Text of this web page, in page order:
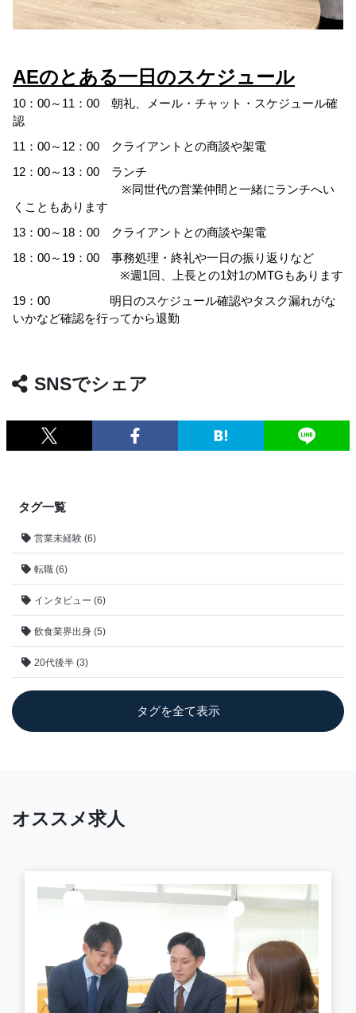
AEのとある一日のスケジュール
10：00～11：00 朝礼、メール・チャット・スケジュール確
認
11：00～12：00 クライアントとの商談や架電
12：00～13：00 ランチ
※同世代の営業仲間と一緒にランチへい
くこともあります
13：00～18：00 クライアントとの商談や架電
18：00～19：00 事務処理・終礼や一日の振り返りなど
※週1回、上長との1対1のMTGもあります
19：00 明日のスケジュール確認やタスク漏れがな
いかなど確認を行ってから退勤
SNSでシェア
タグ一覧
営業未経験 (6)
転職 (6)
インタビュー (6)
飲食業界出身 (5)
20代後半 (3)
タグを全て表示
オススメ求人